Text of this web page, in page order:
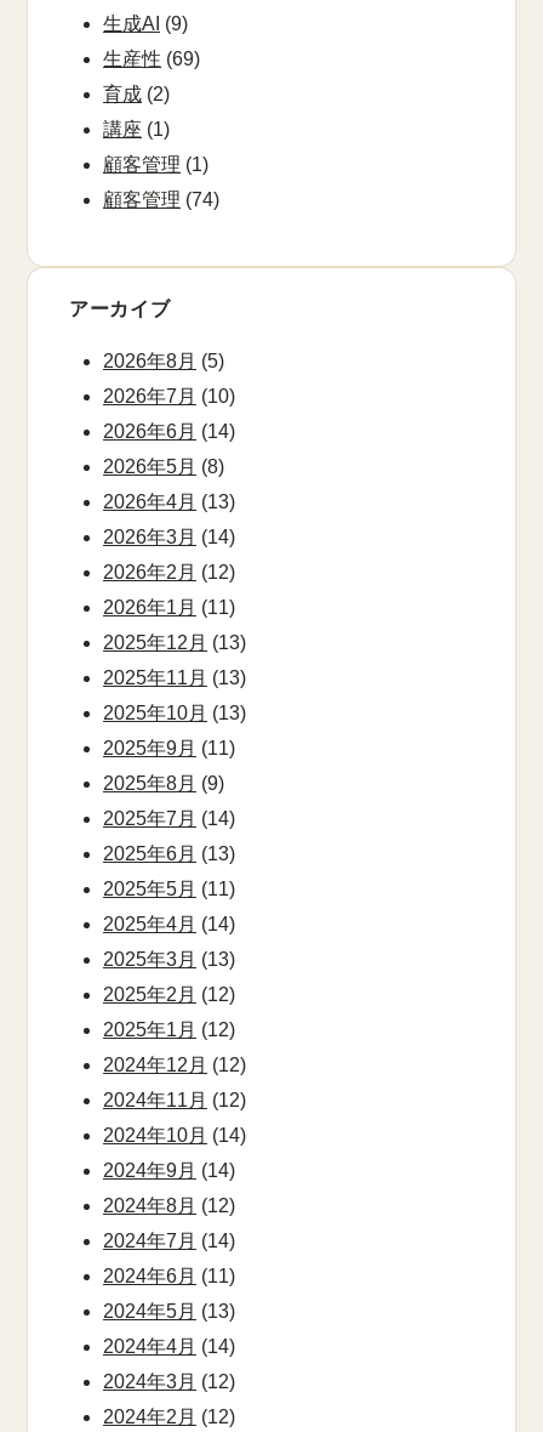
生成AI (9)
生産性 (69)
育成 (2)
講座 (1)
顧客管理 (1)
顧客管理 (74)
アーカイブ
2026年8月 (5)
2026年7月 (10)
2026年6月 (14)
2026年5月 (8)
2026年4月 (13)
2026年3月 (14)
2026年2月 (12)
2026年1月 (11)
2025年12月 (13)
2025年11月 (13)
2025年10月 (13)
2025年9月 (11)
2025年8月 (9)
2025年7月 (14)
2025年6月 (13)
2025年5月 (11)
2025年4月 (14)
2025年3月 (13)
2025年2月 (12)
2025年1月 (12)
2024年12月 (12)
2024年11月 (12)
2024年10月 (14)
2024年9月 (14)
2024年8月 (12)
2024年7月 (14)
2024年6月 (11)
2024年5月 (13)
2024年4月 (14)
2024年3月 (12)
2024年2月 (12)